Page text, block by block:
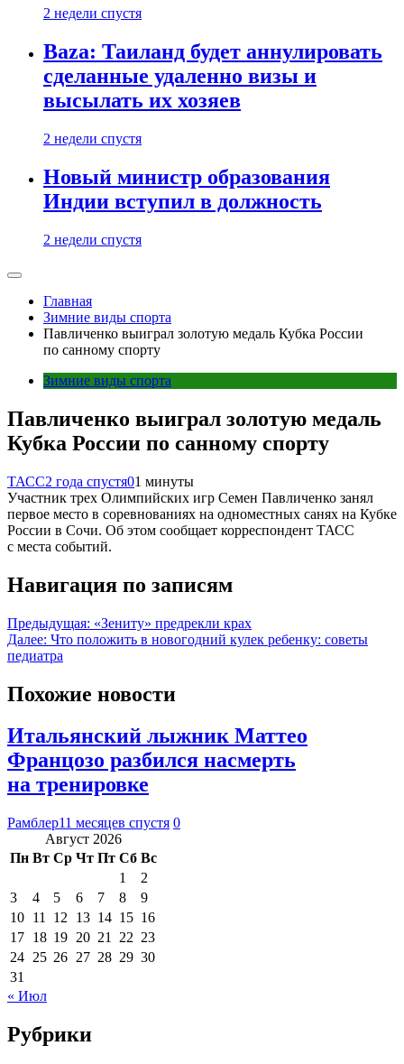
2 недели спустя
Baza: Таиланд будет аннулировать
сделанные удаленно визы и
высылать их хозяев
2 недели спустя
Новый министр образования
Индии вступил в должность
2 недели спустя
Главная
Зимние виды спорта
Павличенко выиграл золотую медаль Кубка России
по санному спорту
Зимние виды спорта
Павличенко выиграл золотую медаль
Кубка России по санному спорту
ТАСС2 года спустя01 минуты
Участник трех Олимпийских игр Семен Павличенко занял
первое место в соревнованиях на одноместных санях на Кубке
России в Сочи. Об этом сообщает корреспондент ТАСС
с места событий.
Навигация по записям
Предыдущая: «Зениту» предрекли крах
Далее: Что положить в новогодний кулек ребенку: советы
педиатра
Похожие новости
Итальянский лыжник Маттео
Францозо разбился насмерть
на тренировке
Рамблер11 месяцев спустя 0
Август 2026
Пн Вт Ср Чт Пт Сб Вс
1
2
3
4 5 6 7 8
9
10 11 12 13 14 15 16
17 18 19 20 21 22 23
24 25 26 27 28 29 30
31
« Июл
Рубрики